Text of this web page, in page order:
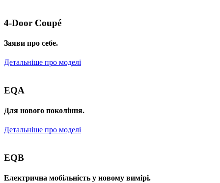
4-Door Coupé
Заяви про себе.
Детальніше про моделі
EQA
Для нового покоління.
Детальніше про моделі
EQB
Електрична мобільність у новому вимірі.